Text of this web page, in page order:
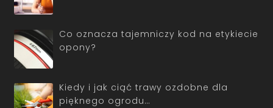
Co oznacza tajemniczy kod na etykiecie
opony?
Kiedy i jak ciąć trawy ozdobne dla
pięknego ogrodu…